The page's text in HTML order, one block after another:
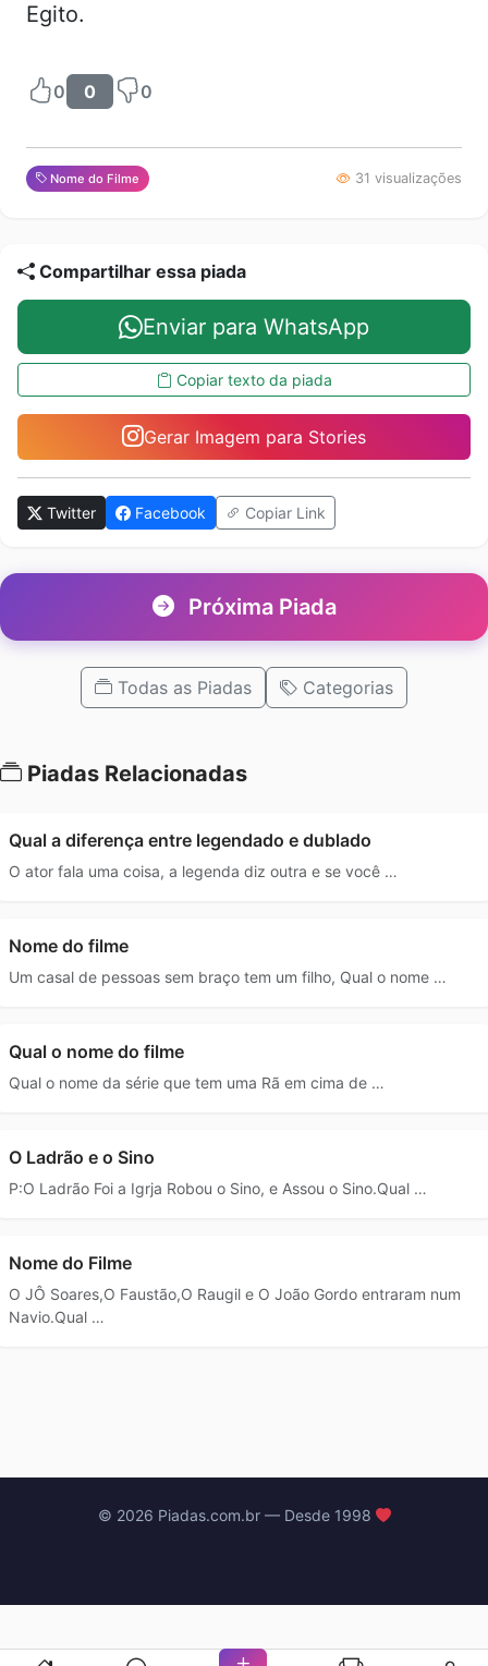
Egito.
0 0 0
Nome do Filme 31 visualizações
Compartilhar essa piada
Enviar para WhatsApp
Copiar texto da piada
Gerar Imagem para Stories
Twitter Facebook Copiar Link
Próxima Piada
Todas as Piadas Categorias
Piadas Relacionadas
Qual a diferença entre legendado e dublado
O ator fala uma coisa, a legenda diz outra e se você …
Nome do filme
Um casal de pessoas sem braço tem um filho, Qual o nome …
Qual o nome do filme
Qual o nome da série que tem uma Rã em cima de …
O Ladrão e o Sino
P:O Ladrão Foi a Igrja Robou o Sino, e Assou o Sino.Qual …
Nome do Filme
O JÔ Soares,O Faustão,O Raugil e O João Gordo entraram num
Navio.Qual …
© 2026 Piadas.com.br — Desde 1998